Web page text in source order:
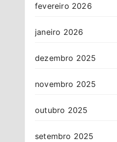
fevereiro 2026
janeiro 2026
dezembro 2025
novembro 2025
outubro 2025
setembro 2025